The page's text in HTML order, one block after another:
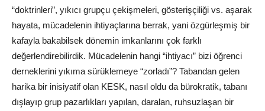
“doktrinleri”, yıkıcı grupçu çekişmeleri, gösterişçiliği vs. aşarak
hayata, mücadelenin ihtiyaçlarına berrak, yani özgürleşmiş bir
kafayla bakabilsek dönemin imkanlarını çok farklı
değerlendirebilirdik. Mücadelenin hangi “ihtiyacı” bizi öğrenci
derneklerini yıkıma sürüklemeye “zorladı”? Tabandan gelen
harika bir inisiyatif olan KESK, nasıl oldu da bürokratik, tabanı
dışlayıp grup pazarlıkları yapılan, daralan, ruhsuzlaşan bir